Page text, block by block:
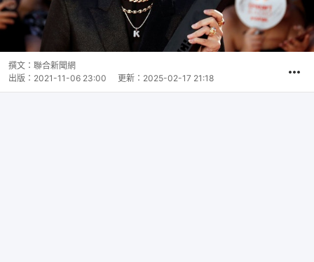
撰文： 聯合新聞網
出版： 2021-11-06 23:00 更新： 2025-02-17 21:18